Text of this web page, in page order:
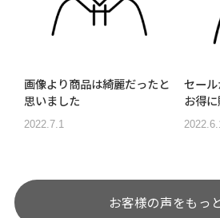
画像より商品は綺麗だったと
思いました
2022.7.1
セール
お得
お客様の声をもっ